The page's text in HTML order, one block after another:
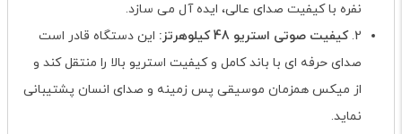
نفره با کیفیت صدای عالی، ایده آل می سازد.
2. کیفیت صوتی استریو 48 کیلوهرتز:
این دستگاه قادر است
صدای حرفه ای با باند کامل و کیفیت استریو بالا را منتقل کند و
از میکس همزمان موسیقی پس زمینه و صدای انسان پشتیبانی
نماید.